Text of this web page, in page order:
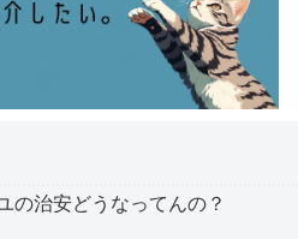
の治安どうなってんの？